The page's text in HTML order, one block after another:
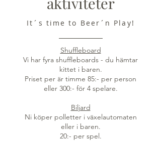
It´s time to Beer´n Play!
Shuffleboard
Vi har fyra shuffleboards - du hämtar
kittet i baren.
Priset per är timme 85:- per person
eller 300:- för 4 spelare.
Biljard
Ni köper polletter i växelautomaten
eller i baren.
20:- per spel.